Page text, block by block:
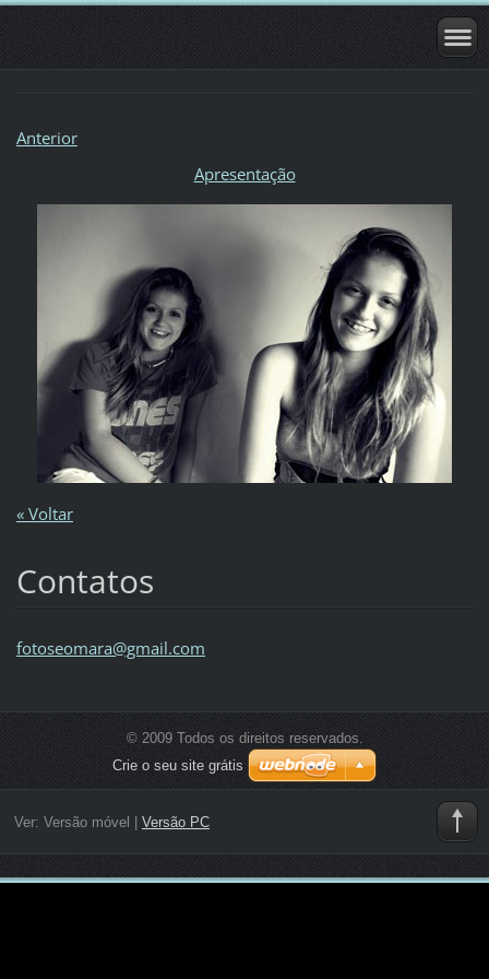
Anterior
Apresentação
« Voltar
Contatos
fotoseomara@gmail.com
© 2009 Todos os direitos reservados.
Crie o seu site grátis
Ver: Versão móvel Versão PC